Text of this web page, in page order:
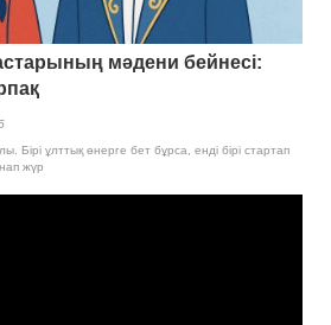
мәдени бейнесі:
Бірі ұлттық өнерге бет бұрса, енді бірі стартап
жүр